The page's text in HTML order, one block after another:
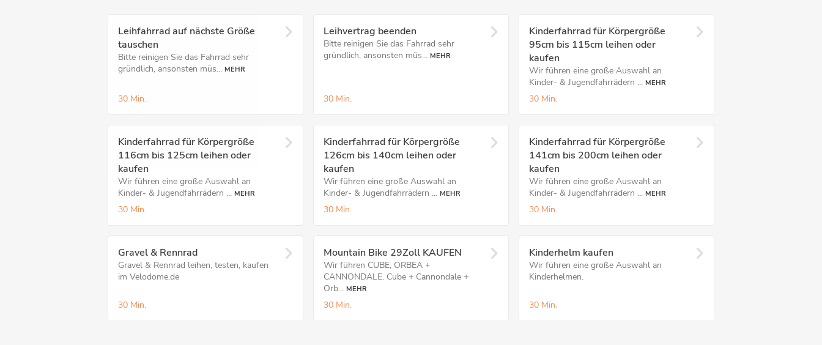
Leihfahrrad auf nächste Größe
tauschen
Bitte reinigen Sie das Fahrrad sehr
gründlich, ansonsten müs... MEHR
30 Min.
Leihvertrag beenden
Bitte reinigen Sie das Fahrrad sehr
gründlich, ansonsten müs... MEHR
30 Min.
Kinderfahrrad für Körpergröße
95cm bis 115cm leihen oder
kaufen
Wir führen eine große Auswahl an
Kinder- & Jugendfahrrädern ... MEHR
30 Min.
Kinderfahrrad für Körpergröße
116cm bis 125cm leihen oder
kaufen
Wir führen eine große Auswahl an
Kinder- & Jugendfahrrädern ... MEHR
30 Min.
Kinderfahrrad für Körpergröße
126cm bis 140cm leihen oder
kaufen
Wir führen eine große Auswahl an
Kinder- & Jugendfahrrädern ... MEHR
30 Min.
Kinderfahrrad für Körpergröße
141cm bis 200cm leihen oder
kaufen
Wir führen eine große Auswahl an
Kinder- & Jugendfahrrädern ... MEHR
30 Min.
Gravel & Rennrad
Gravel & Rennrad leihen, testen, kaufen
im Velodome.de
30 Min.
Mountain Bike 29Zoll KAUFEN
Wir führen CUBE, ORBEA +
CANNONDALE. Cube + Cannondale +
Orb... MEHR
30 Min.
Kinderhelm kaufen
Wir führen eine große Auswahl an
Kinderhelmen.
30 Min.